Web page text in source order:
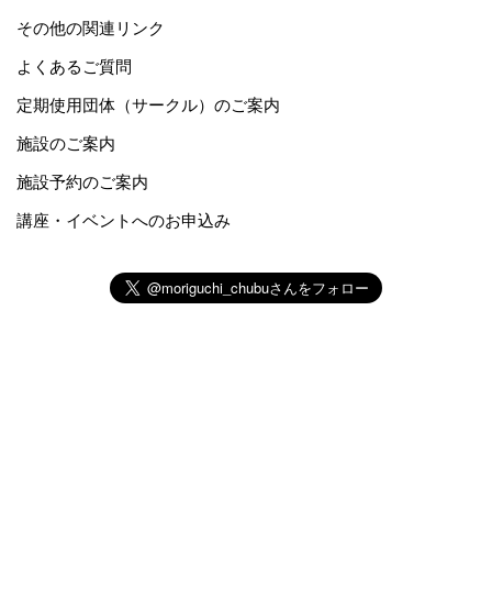
その他の関連リンク
よくあるご質問
定期使用団体（サークル）のご案内
施設のご案内
施設予約のご案内
講座・イベントへのお申込み